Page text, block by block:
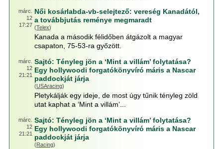
márc.
12
17:27
Női kosárlabda-vb-selejtező: vereség Kanadától,
a továbbjutás reménye megmaradt
(Telex)
Kanada a második félidőben átgázolt a magyar
csapaton, 75-53-ra győzött.
márc.
12
21:21
Sajtó: Tényleg jön a ‘Mint a villám’ folytatása?
Egy hollywoodi forgatókönyvíró máris a Nascar
paddockját járja
(USAracing)
Pletykálják egy ideje, de most úgy tűnik tényleg zöld
utat kaphat a ‘Mint a villám’...
márc.
12
21:21
Sajtó: Tényleg jön a ‘Mint a villám’ folytatása?
Egy hollywoodi forgatókönyvíró máris a Nascar
paddockját járja
(Racing)